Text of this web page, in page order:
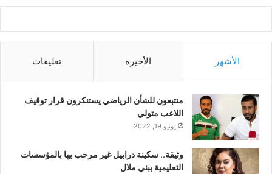
الأشهر الأخيرة تعليقات
متتبعون للشأن الرياضي يستنكرون قرار توقيف
اللاعب متولي
يونيو 19, 2022
وثيقة.. سكينة درابيل غير مرحب بها بالمؤسسات
التعليمية ببني ملال